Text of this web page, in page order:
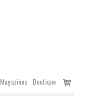
Magazines Boutique
Voir